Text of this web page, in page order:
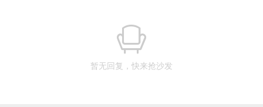
暂无回复，快来抢沙发